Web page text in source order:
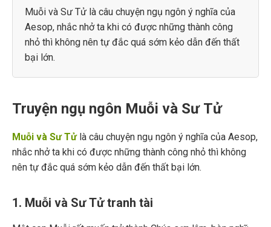
Muỗi và Sư Tử là câu chuyện ngụ ngôn ý nghĩa của
Aesop, nhắc nhở ta khi có được những thành công
nhỏ thì không nên tự đắc quá sớm kẻo dẫn đến thất
bại lớn.
Truyện ngụ ngôn Muỗi và Sư Tử
Muỗi và Sư Tửlà câu chuyện ngụ ngôn ý nghĩa của Aesop,
nhắc nhở ta khi có được những thành công nhỏ thì không
nên tự đắc quá sớm kẻo dẫn đến thất bại lớn.
1. Muỗi và Sư Tử tranh tài